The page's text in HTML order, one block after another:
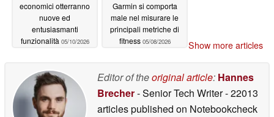
economici otterranno
nuove ed
entusiasmanti
funzionalità 05/10/2026
Garmin si comporta
male nel misurare le
principali metriche di
fitness 05/08/2026 Show more articles
Editor of theoriginal article: Hannes
Brecher- Senior Tech Writer- 22013
articles published on Notebookcheck